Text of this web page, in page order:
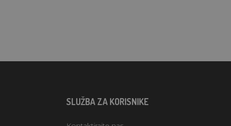
SLUŽBA ZA KORISNIKE